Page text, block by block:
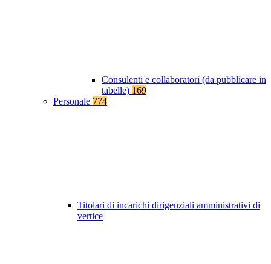
Consulenti e collaboratori (da pubblicare in
tabelle) 169
Personale 774
Titolari di incarichi dirigenziali amministrativi di
vertice